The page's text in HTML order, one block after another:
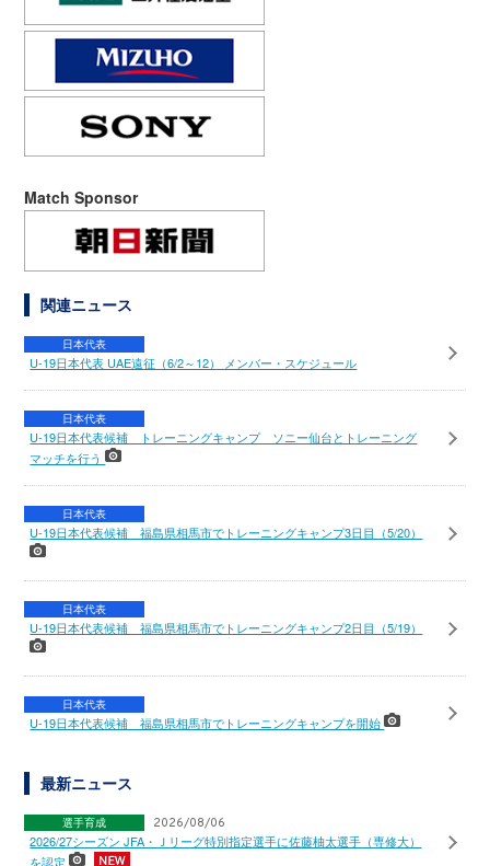
Match Sponsor
関連ニュース
日本代表
U-19日本代表 UAE遠征（6/2～12） メンバー・スケジュール
日本代表
U-19日本代表候補 トレーニングキャンプ ソニー仙台とトレーニング
マッチを行う
日本代表
U-19日本代表候補 福島県相馬市でトレーニングキャンプ3日目（5/20）
日本代表
U-19日本代表候補 福島県相馬市でトレーニングキャンプ2日目（5/19）
日本代表
U-19日本代表候補 福島県相馬市でトレーニングキャンプを開始
最新ニュース
選手育成 2026/08/06
2026/27シーズン JFA・Ｊリーグ特別指定選手に佐藤柚太選手（専修大）
を認定